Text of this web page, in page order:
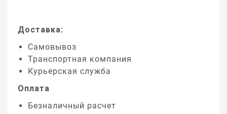
Доставка:
Самовывоз
Транспортная компания
Курьерская служба
Оплата
Безналичный расчет